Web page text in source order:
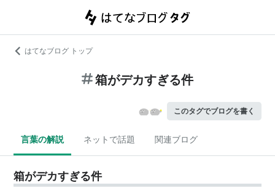
はてなブログ トップ
箱がデカすぎる件
このタグでブログを書く
言葉の解説 ネットで話題 関連ブログ
箱がデカすぎる件